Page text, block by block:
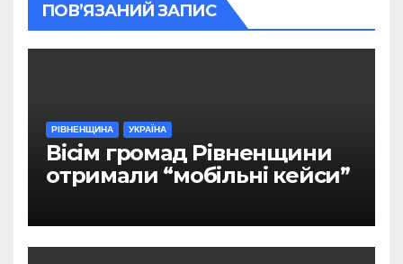
ПОВ’ЯЗАНИЙ ЗАПИС
РІВНЕНЩИНА УКРАЇНА
Вісім громад Рівненщини
отримали “мобільні кейси”